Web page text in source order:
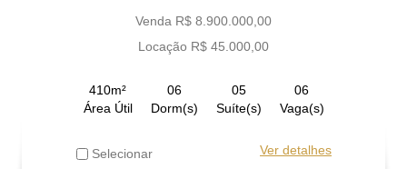
Venda R$ 8.900.000,00
Locação R$ 45.000,00
410m²
Área Útil
06
Dorm(s)
05
Suíte(s)
06
Vaga(s)
Selecionar Ver detalhes